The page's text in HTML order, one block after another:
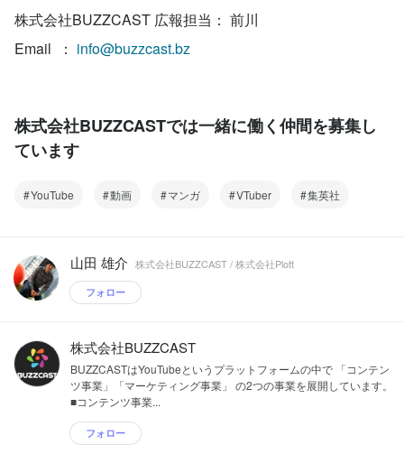
株式会社BUZZCAST 広報担当： 前川
Email  ： info@buzzcast.bz
株式会社BUZZCASTでは一緒に働く仲間を募集し
ています
YouTube 動画 マンガ VTuber 集英社
山田 雄介 株式会社BUZZCAST / 株式会社Plott
フォロー
株式会社BUZZCAST
BUZZCASTはYouTubeというプラットフォームの中で 「コンテン
ツ事業」「マーケティング事業」 の2つの事業を展開しています。
■コンテンツ事業...
フォロー